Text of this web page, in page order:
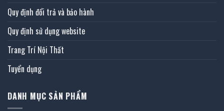
Quy định đổi trả và bảo hành
Quy định sử dụng website
Trang Trí Nội Thất
Tuyển dụng
DANH MỤC SẢN PHẨM